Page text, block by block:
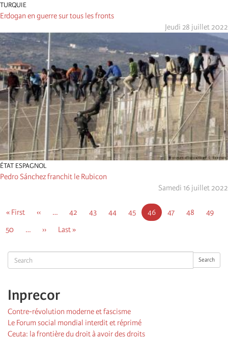
Search Search
Inprecor
Contre-révolution moderne et fascisme
Le Forum social mondial interdit et réprimé
Ceuta: la frontière du droit à avoir des droits
TURQUIE
Erdogan en guerre sur tous les fronts
Jeudi 28 juillet 2022
ÉTAT ESPAGNOL
Pedro Sánchez franchit le Rubicon
Samedi 16 juillet 2022
First
« First
Page
‹‹ … Page
42 Page
43 Page
44 Page
45
Page
courante
46 Page
47 Page
48 Page
49
Page
50 …
Page
››
Dernière
Last »